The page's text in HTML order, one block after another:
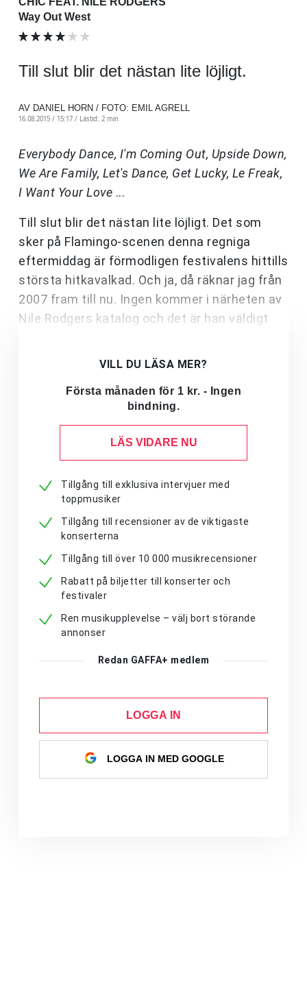
Way Out West
Till slut blir det nästan lite löjligt.
AV DANIEL HORN / FOTO: EMIL AGRELL
16.08.2015 / 15:17 / Lästid: 2 min
Everybody Dance, I'm Coming Out, Upside Down,
We Are Family, Let's Dance, Get Lucky, Le Freak,
I Want Your Love ...
Till slut blir det nästan lite löjligt. Det som
sker på Flamingo-scenen denna regniga
eftermiddag är förmodligen festivalens hittills
största hitkavalkad. Och ja, då räknar jag från
2007 fram till nu. Ingen kommer i närheten av
Nile Rodgers katalog och det är han väldigt
VILL DU LÄSA MER?
Första månaden för 1 kr. - Ingen
bindning.
LÄS VIDARE NU
Tillgång till exklusiva intervjuer med
toppmusiker
Tillgång till recensioner av de viktigaste
konserterna
Tillgång till över 10 000 musikrecensioner
Rabatt på biljetter till konserter och
festivaler
Ren musikupplevelse – välj bort störande
annonser
Redan GAFFA+ medlem
LOGGA IN
LOGGA IN MED GOOGLE